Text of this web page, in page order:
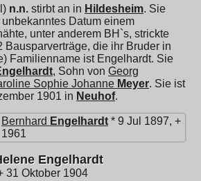
n.n. stirbt an in Hildesheim. Sie
Datum einem
unter anderem BH`s, strickte
Bausparverträge, die ihr Bruder in
Familienname ist Engelhardt. Sie
, Sohn von Georg
Sophie Johanne Meyer. Sie ist
1901 in Neuhof.
Bernhard Engelhardt * 9 Jul 1897, +
1961
Engelhardt
31 Oktober 1904